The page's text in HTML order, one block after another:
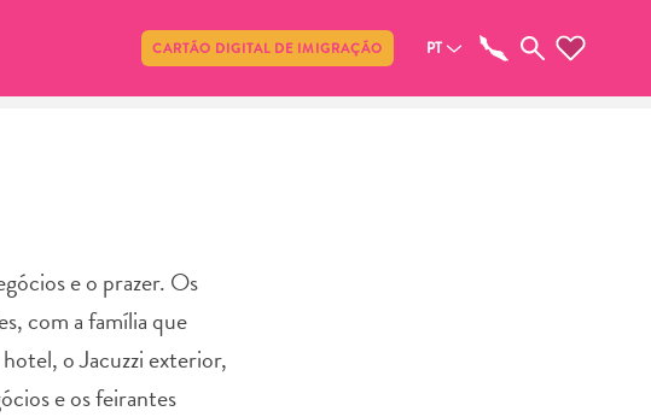
CARTÃO DIGITAL DE IMIGRAÇÃO PT
e o prazer. Os
com a família que
o Jacuzzi exterior,
e os feirantes
Compartilhar